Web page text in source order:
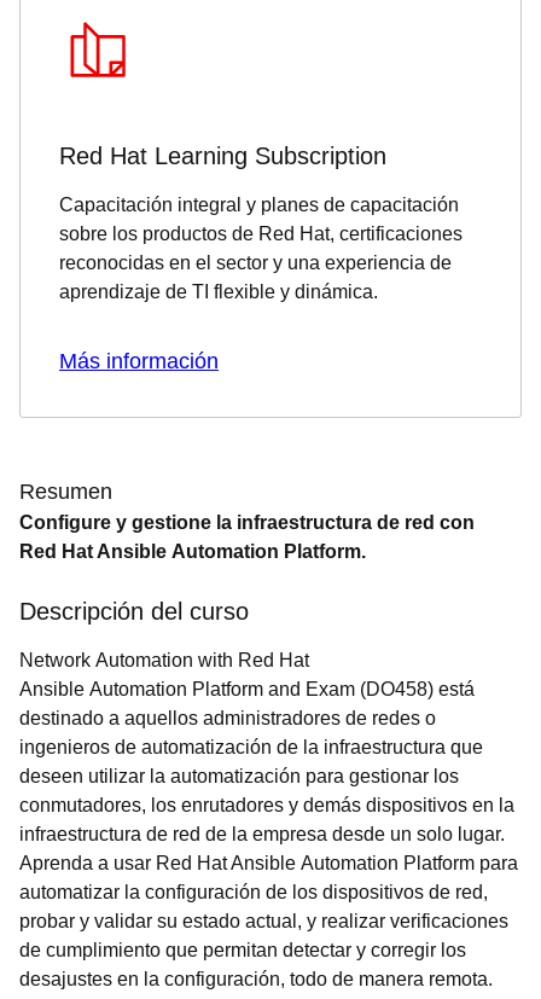
Resumen
Configure y gestione la infraestructura de red con
Red Hat Ansible Automation Platform.
Descripción del curso
Network Automation with Red Hat
Ansible Automation Platform and Exam (DO458) está
destinado a aquellos administradores de redes o
ingenieros de automatización de la infraestructura que
deseen utilizar la automatización para gestionar los
conmutadores, los enrutadores y demás dispositivos en la
infraestructura de red de la empresa desde un solo lugar.
Aprenda a usar Red Hat Ansible Automation Platform para
automatizar la configuración de los dispositivos de red,
probar y validar su estado actual, y realizar verificaciones
de cumplimiento que permitan detectar y corregir los
desajustes en la configuración, todo de manera remota.
Red Hat Learning Subscription
Capacitación integral y planes de capacitación
sobre los productos de Red Hat, certificaciones
reconocidas en el sector y una experiencia de
aprendizaje de TI flexible y dinámica.
Más información